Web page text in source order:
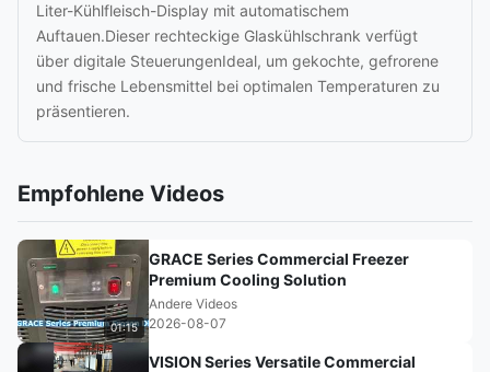
Liter-Kühlfleisch-Display mit automatischem
Auftauen.Dieser rechteckige Glaskühlschrank verfügt
über digitale SteuerungenIdeal, um gekochte, gefrorene
und frische Lebensmittel bei optimalen Temperaturen zu
präsentieren.
Empfohlene Videos
01:15
GRACE Series Commercial Freezer
Premium Cooling Solution
Andere Videos
2026-08-07
VISION Series Versatile Commercial